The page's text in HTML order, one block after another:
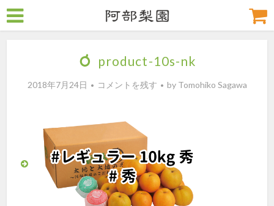
product-10s-nk
2018年7月24日 コメントを残す by Tomohiko Sagawa